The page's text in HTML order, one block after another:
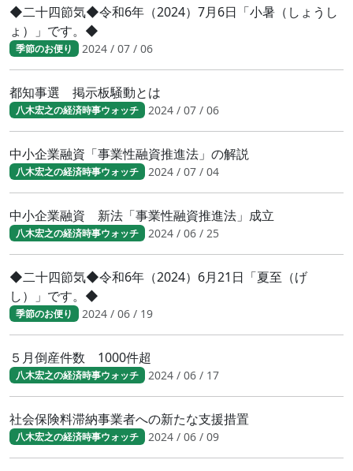
◆二十四節気◆令和6年（2024）7月6日「小暑（しょうし
ょ）」です。◆
季節のお便り 2024 / 07 / 06
都知事選 掲示板騒動とは
八木宏之の経済時事ウォッチ 2024 / 07 / 06
中小企業融資「事業性融資推進法」の解説
八木宏之の経済時事ウォッチ 2024 / 07 / 04
中小企業融資 新法「事業性融資推進法」成立
八木宏之の経済時事ウォッチ 2024 / 06 / 25
◆二十四節気◆令和6年（2024）6月21日「夏至（げ
し）」です。◆
季節のお便り 2024 / 06 / 19
５月倒産件数 1000件超
八木宏之の経済時事ウォッチ 2024 / 06 / 17
社会保険料滞納事業者への新たな支援措置
八木宏之の経済時事ウォッチ 2024 / 06 / 09